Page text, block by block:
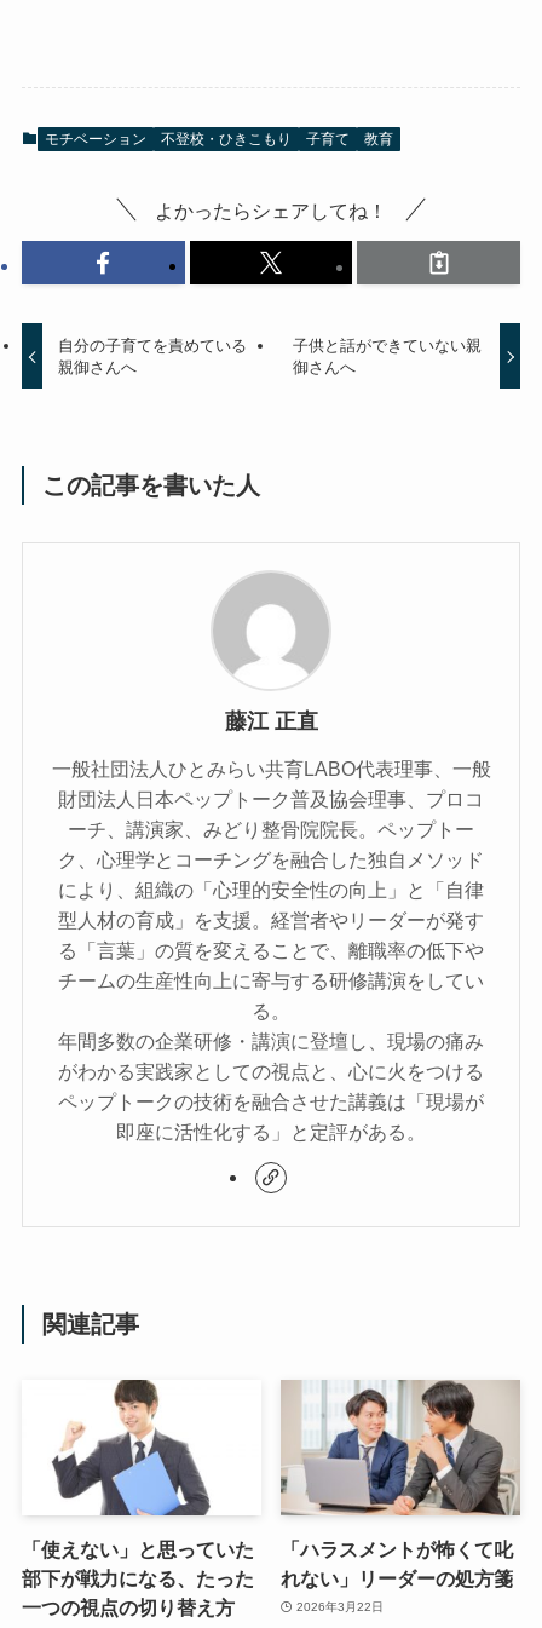
モチベーション 不登校・ひきこもり 子育て 教育
よかったらシェアしてね！
自分の子育てを責めている
親御さんへ
子供と話ができていない親
御さんへ
この記事を書いた人
藤江 正直
一般社団法人ひとみらい共育LABO代表理事、一般
財団法人日本ペップトーク普及協会理事、プロコ
ーチ、講演家、みどり整骨院院長。ペップトー
ク、心理学とコーチングを融合した独自メソッド
により、組織の「心理的安全性の向上」と「自律
型人材の育成」を支援。経営者やリーダーが発す
る「言葉」の質を変えることで、離職率の低下や
チームの生産性向上に寄与する研修講演をしてい
る。
年間多数の企業研修・講演に登壇し、現場の痛み
がわかる実践家としての視点と、心に火をつける
ペップトークの技術を融合させた講義は「現場が
即座に活性化する」と定評がある。
関連記事
「使えない」と思っていた
部下が戦力になる、たった
一つの視点の切り替え方
「ハラスメントが怖くて叱
れない」リーダーの処方箋
2026年3月22日